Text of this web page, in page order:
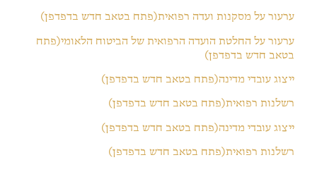
ערעור על מסקנות ועדה רפואית(פתח בטאב חדש בדפדפן)
ערעור על החלטת הועדה הרפואית של הביטוח הלאומי(פתח
בטאב חדש בדפדפן)
ייצוג עובדי מדינה(פתח בטאב חדש בדפדפן)
רשלנות רפואית(פתח בטאב חדש בדפדפן)
ייצוג עובדי מדינה(פתח בטאב חדש בדפדפן)
רשלנות רפואית(פתח בטאב חדש בדפדפן)